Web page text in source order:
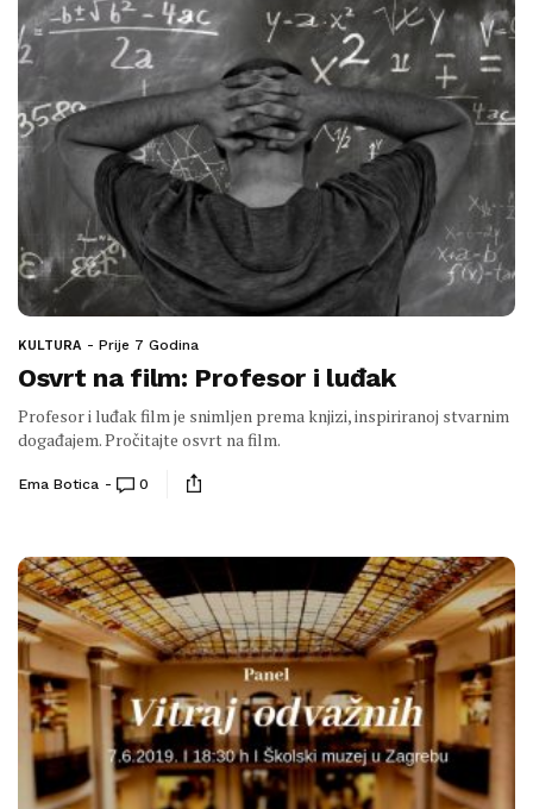
KULTURA Prije 7 Godina
Osvrt na film: Profesor i luđak
Profesor i luđak film je snimljen prema knjizi, inspiriranoj stvarnim
događajem. Pročitajte osvrt na film.
Ema Botica 0